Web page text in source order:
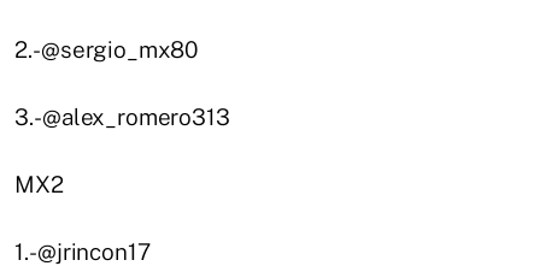
2.- @sergio_mx80
3.- @alex_romero313
MX2
1.- @jrincon17